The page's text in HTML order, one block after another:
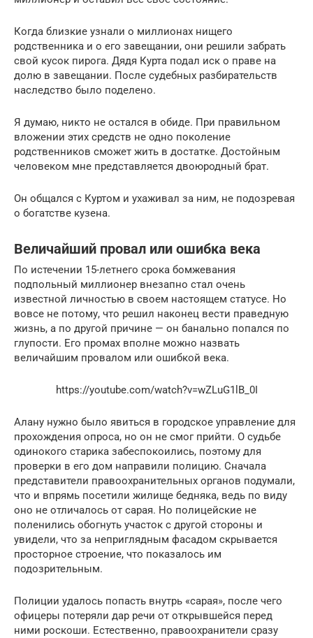
Когда близкие узнали о миллионах нищего
родственника и о его завещании, они решили забрать
свой кусок пирога. Дядя Курта подал иск о праве на
долю в завещании. После судебных разбирательств
наследство было поделено.
Я думаю, никто не остался в обиде. При правильном
вложении этих средств не одно поколение
родственников сможет жить в достатке. Достойным
человеком мне представляется двоюродный брат.
Он общался с Куртом и ухаживал за ним, не подозревая
о богатстве кузена.
Величайший провал или ошибка века
По истечении 15-летнего срока бомжевания
подпольный миллионер внезапно стал очень
известной личностью в своем настоящем статусе. Но
вовсе не потому, что решил наконец вести праведную
жизнь, а по другой причине — он банально попался по
глупости. Его промах вполне можно назвать
величайшим провалом или ошибкой века.
https://youtube.com/watch?v=wZLuG1lB_0I
Алану нужно было явиться в городское управление для
прохождения опроса, но он не смог прийти. О судьбе
одинокого старика забеспокоились, поэтому для
проверки в его дом направили полицию. Сначала
представители правоохранительных органов подумали,
что и впрямь посетили жилище бедняка, ведь по виду
оно не отличалось от сарая. Но полицейские не
поленились обогнуть участок с другой стороны и
увидели, что за неприглядным фасадом скрывается
просторное строение, что показалось им
подозрительным.
Полиции удалось попасть внутрь «сарая», после чего
офицеры потеряли дар речи от открывшейся перед
ними роскоши. Естественно, правоохранители сразу